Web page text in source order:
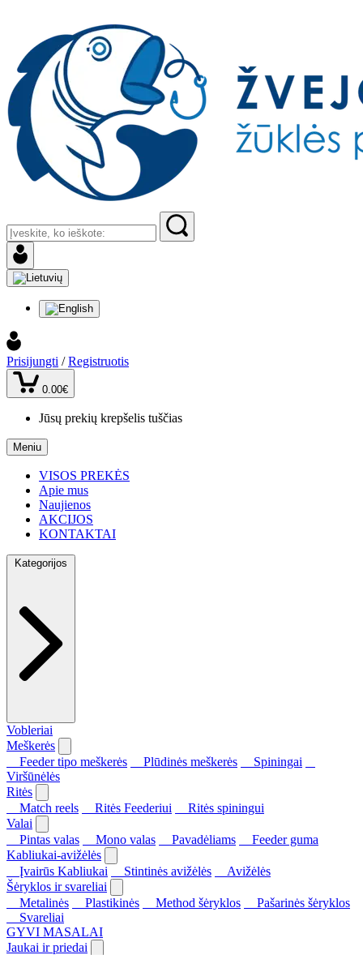
Prisijungti / Registruotis
0.00€
Jūsų prekių krepšelis tuščias
Meniu
VISOS PREKĖS
Apie mus
Naujienos
AKCIJOS
KONTAKTAI
Kategorijos
Vobleriai
Meškerės
Feeder tipo meškerės
Plūdinės meškerės
Spiningai
Viršūnėlės
Ritės
Match reels
Ritės Feederiui
Ritės spiningui
Valai
Pintas valas
Mono valas Pavadėliams
Feeder guma
Kabliukai-avižėlės
Įvairūs Kabliukai
Stintinės avižėlės
Avižėlės
Šėryklos ir svareliai
Metalinės
Plastikinės Method šėryklos
Pašarinės šėryklos
Svareliai
GYVI MASALAI
Jaukai ir priedai